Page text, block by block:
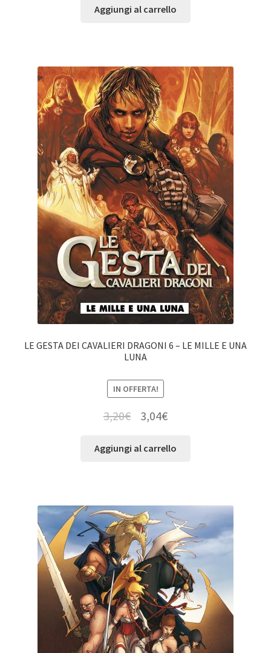
Aggiungi al carrello
LE GESTA DEI CAVALIERI DRAGONI 6 – LE MILLE E UNA
LUNA
IN OFFERTA!
3,20€ 3,04€
Aggiungi al carrello